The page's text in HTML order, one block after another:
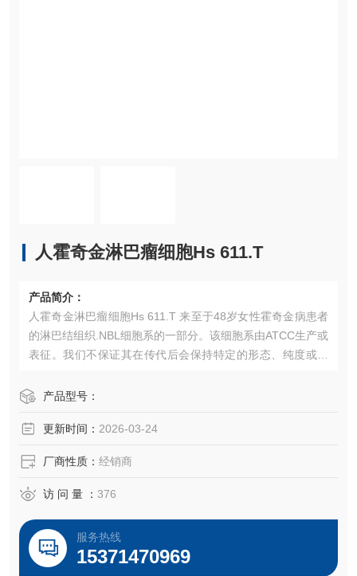
人霍奇金淋巴瘤细胞Hs 611.T
产品简介：
人霍奇金淋巴瘤细胞Hs 611.T 来至于48岁女性霍奇金病患者
的淋巴结组织.NBL细胞系的一部分。该细胞系由ATCC生产或
表征。我们不保证其在传代后会保持特定的形态、纯度或其
千舍生物细胞状态好，代次低，好养活！
产品型号：
更新时间： 2026-03-24
厂商性质： 经销商
访 问 量 ： 376
服务热线
15371470969